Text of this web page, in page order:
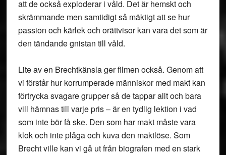
att de också exploderar i våld. Det är hemskt och
skrämmande men samtidigt så mäktigt att se hur
passion och kärlek och orättvisor kan vara det som är
den tändande gnistan till våld.
Lite av en Brechtkänsla ger filmen också. Genom att
vi förstår hur korrumperade människor med makt kan
förtrycka svagare grupper så de tappar allt och bara
vill hämnas till varje pris – är en tydlig lektion i vad
som inte bör få ske. Den som har makt måste vara
klok och inte plåga och kuva den maktlöse. Som
Brecht ville kan vi gå ut från biografen med en stark